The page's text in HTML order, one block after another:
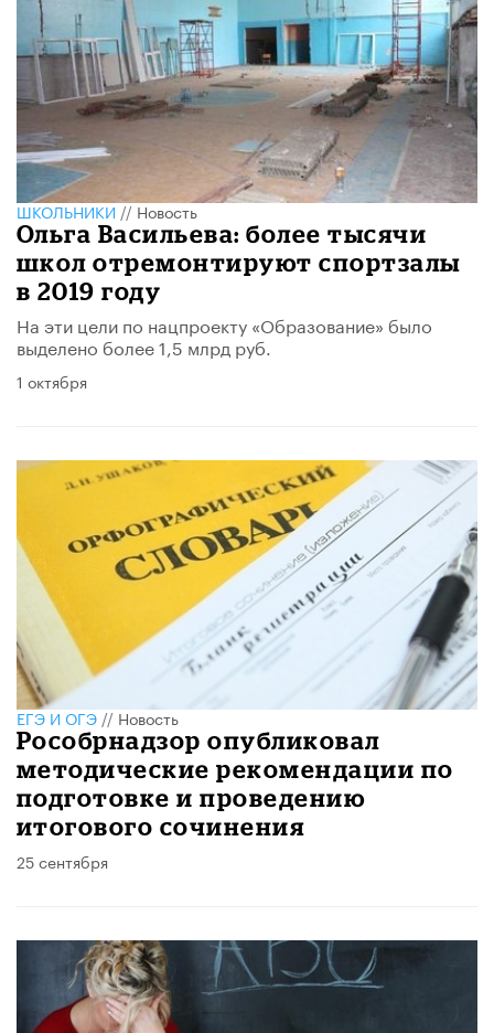
ШКОЛЬНИКИ//Новость
Ольга Васильева: более тысячи
школ отремонтируют спортзалы
в 2019 году
На эти цели по нацпроекту «Образование» было
выделено более 1,5 млрд руб.
1 октября
ЕГЭ И ОГЭ//Новость
Рособрнадзор опубликовал
методические рекомендации по
подготовке и проведению
итогового сочинения
25 сентября